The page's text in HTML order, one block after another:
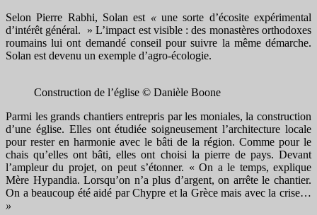
Selon Pierre Rabhi, Solan est «une sorte d’écosite expérimental
d’intérêt général. » L’impact est visible : des monastères orthodoxes
roumains lui ont demandé conseil pour suivre la même démarche.
Solan est devenu un exemple d’agro-écologie.
Construction de l’église © Danièle Boone
Parmi les grands chantiers entrepris par les moniales, la construction
d’une église. Elles ont étudiée soigneusement l’architecture locale
pour rester en harmonie avec le bâti de la région. Comme pour le
chais qu’elles ont bâti, elles ont choisi la pierre de pays. Devant
l’ampleur du projet, on peut s’étonner. « On a le temps, explique
Mère Hypandia. Lorsqu’on n’a plus d’argent, on arrête le chantier.
On a beaucoup été aidé par Chypre et la Grèce mais avec la crise…
»